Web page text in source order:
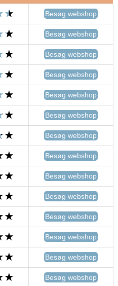
Besøg webshop
Besøg webshop
Besøg webshop
Besøg webshop
Besøg webshop
Besøg webshop
Besøg webshop
Besøg webshop
Besøg webshop
Besøg webshop
Besøg webshop
Besøg webshop
Besøg webshop
Besøg webshop